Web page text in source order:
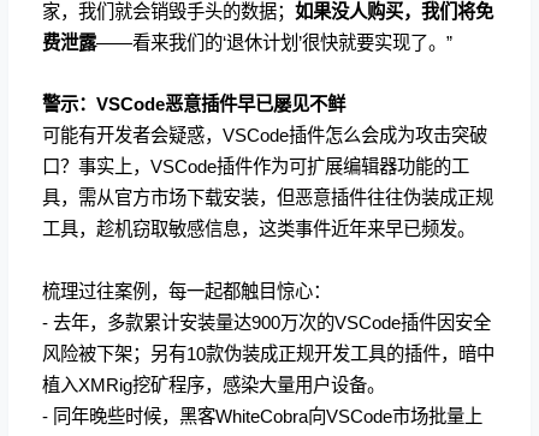
家，我们就会销毁手头的数据； 如果没人购买，我们将免
费泄露——看来我们的‘退休计划’很快就要实现了。”
警示：VSCode恶意插件早已屡见不鲜
可能有开发者会疑惑，VSCode插件怎么会成为攻击突破
口？事实上，VSCode插件作为可扩展编辑器功能的工
具，需从官方市场下载安装，但恶意插件往往伪装成正规
工具，趁机窃取敏感信息，这类事件近年来早已频发。
梳理过往案例，每一起都触目惊心：
- 去年，多款累计安装量达900万次的VSCode插件因安全
风险被下架；另有10款伪装成正规开发工具的插件，暗中
植入XMRig挖矿程序，感染大量用户设备。
- 同年晚些时候，黑客WhiteCobra向VSCode市场批量上